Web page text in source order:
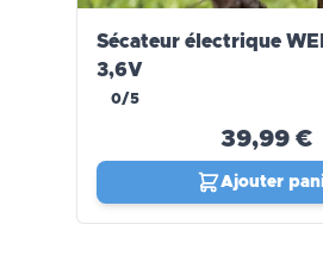
Sécateur électrique
3,6V
0/5
39,99 €
Ajouter